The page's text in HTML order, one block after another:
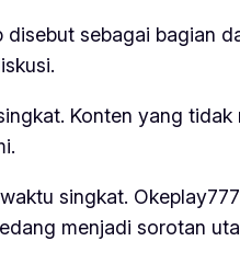
disebut sebagai bagian
Konten yang tidak
singkat.
menjadi sorotan